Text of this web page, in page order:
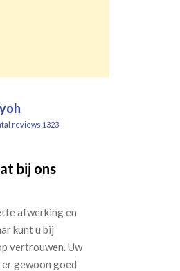
reviews 1323
bij ons
afwerking en
kunt u bij
vertrouwen. Uw
gewoon goed